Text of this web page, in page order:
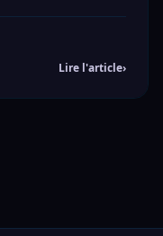
Lire l'article›